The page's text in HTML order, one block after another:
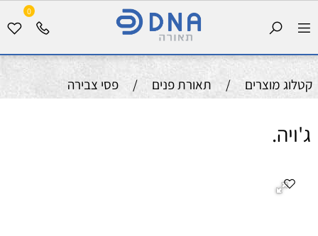
0
קטלוג מוצרים / תאורת פנים / פסי צבירה
ג'ויה.